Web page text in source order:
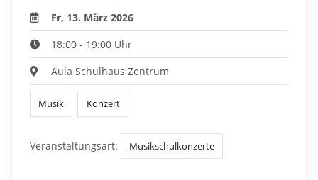
Fr, 13. März 2026
18:00 - 19:00 Uhr
Aula Schulhaus Zentrum
Musik Konzert
Veranstaltungsart: Musikschulkonzerte